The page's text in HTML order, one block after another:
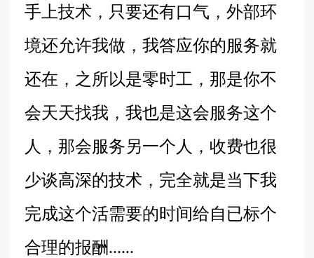
手上技术，只要还有口气，外部环
境还允许我做，我答应你的服务就
还在，之所以是零时工，那是你不
会天天找我，我也是这会服务这个
人，那会服务另一个人，收费也很
少谈高深的技术，完全就是当下我
完成这个活需要的时间给自已标个
合理的报酬......